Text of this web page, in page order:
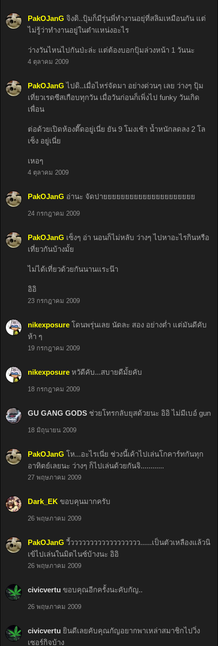
PakOJanG จิงดิ..ปุ้มก็มีรุ่นพี่ทำงานอยุ่ที่สลิมเหมือนกัน แต่
ไม่รู้ว่าทำงานอยู่ในตำแหน่งอะไร
ว่างวันไหนไปกันป่ะล่ะ แต่ต้องบอกปุ้มล่วงหน้า 1 วันนะ
4 ตุลาคม 2009
PakOJanG ไปดิ..เมื่อไหร่จัดมา อย่างด่วนๆ เลย ว่างๆ ปุ้ม
เที่ยวเรดซีสเกือบทุกวัน เมื่อวันก่อนก็เพิ่งไป funky วันเกิด
เพื่อน
ต่อด้วยเปิดห้องตี๊ดอยู่เนี่ย ยัน 9 โมงเช้า น้ำหนักลดลง 2 โล
เซ็ง อยู่เนี่ย
เหอๆ
4 ตุลาคม 2009
PakOJanG อ่านะ จัดปายยยยยยยยยยยยยยยยยยยยย
24 กรกฎาคม 2009
PakOJanG เซ็งๆ อ่า นอนก็ไม่หลับ ว่างๆ ไปหาอะไรกินหรือ
เที่ยวกันบ้างมั้ย
ไม่ได้เที่ยวด้วยกันนานแระน๊า
อิอิ
23 กรกฎาคม 2009
nikexposure โดนพรุ่นเลย นัดละ สอง อย่างต่ำ แต่มันดีคับ
ห้า ๆ
19 กรกฎาคม 2009
nikexposure หวัดีคับ...สบายดีมั้ยคับ
18 กรกฎาคม 2009
GU GANG GODS ช่วยโทรกลับยุสด้วยนะ อิอิ ไม่มีเบอ์ gun
18 มิถุนายน 2009
PakOJanG โห...อะไรเนี่ย ช่วงนี้เค้าไปเล่นโกคาร์ทกันทุก
อาทิตย์เลยนะ ว่างๆ ก็ไปเล่นด้วยกันจิ............
27 พฤษภาคม 2009
Dark_EK ขอบคุนมากครับ
26 พฤษภาคม 2009
PakOJanG วี้วววววววววววววววววว......เป็นตัวเหลืองแล้วนิ
เข้ไปเล่นในมิตไนซ์บ้างนะ อิอิ
26 พฤษภาคม 2009
civicvertu ขอบคุณอีกครั้งนะคับกัญ..
26 พฤษภาคม 2009
civicvertu ยินดีเลยคับคุณกัญอยากพาเหล่าสมาชิกไปวิ่ง
เซอร์กิจบ้าง